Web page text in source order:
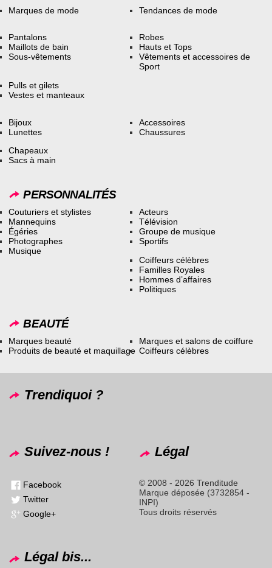
Marques de mode Tendances de mode
Pantalons
Maillots de bain
Sous-vêtements
Robes
Hauts et Tops
Vêtements et accessoires de
Sport
Pulls et gilets
Vestes et manteaux
Bijoux
Lunettes
Accessoires
Chaussures
Chapeaux
Sacs à main
PERSONNALITÉS
Couturiers et stylistes
Mannequins
Égéries
Photographes
Musique
Acteurs
Télévision
Groupe de musique
Sportifs
Coiffeurs célèbres
Familles Royales
Hommes d’affaires
Politiques
BEAUTÉ
Marques beauté
Produits de beauté et maquillage
Marques et salons de coiffure
Coiffeurs célèbres
Trendiquoi ?
Suivez-nous !
Facebook
Twitter
Google+
Légal
© 2008 - 2026 Trenditude
Marque déposée (3732854 -
INPI)
Tous droits réservés
Légal bis...